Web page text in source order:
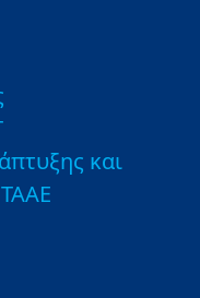
και